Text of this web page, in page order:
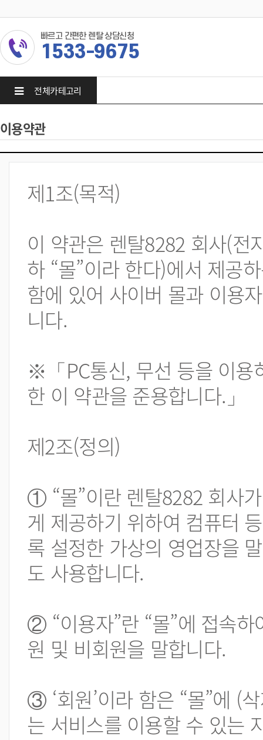
빠르고 간편한 렌탈 상담신청
1533-9675
전체카테고리
이용약관
제1조(목적)
이 약관은 렌탈8282 회사(전
하 “몰”이라 한다)에서 제공
함에 있어 사이버 몰과 이용
니다.
※「PC통신, 무선 등을 이용
한 이 약관을 준용합니다.」
제2조(정의)
① “몰”이란 렌탈8282 회사
게 제공하기 위하여 컴퓨터
록 설정한 가상의 영업장을
도 사용합니다.
② “이용자”란 “몰”에 접속
원 및 비회원을 말합니다.
③ ‘회원’이라 함은 “몰”에 (
는 서비스를 이용할 수 있는